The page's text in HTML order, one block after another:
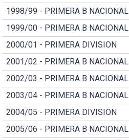
1998/99 - PRIMERA B NACIONAL
1999/00 - PRIMERA B NACIONAL
2000/01 - PRIMERA DIVISION
2001/02 - PRIMERA B NACIONAL
2002/03 - PRIMERA B NACIONAL
2003/04 - PRIMERA B NACIONAL
2004/05 - PRIMERA DIVISION
2005/06 - PRIMERA B NACIONAL